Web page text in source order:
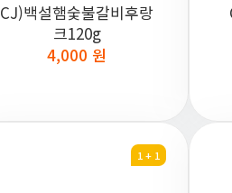
CJ)백설햄숯불갈비후랑
크120g
4,000 원
1 + 1